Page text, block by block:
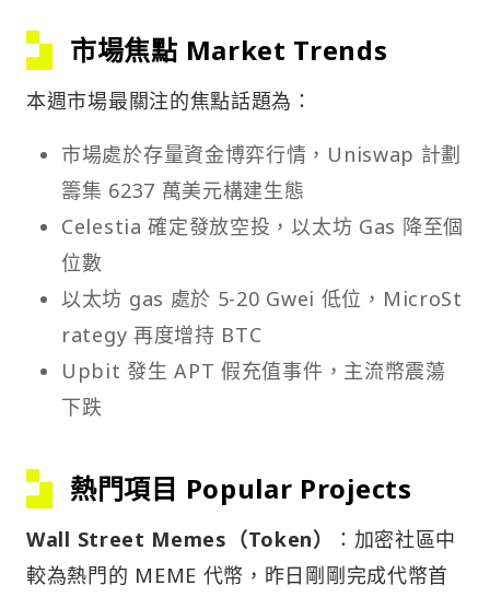
市場焦點 Market Trends
本週市場最關注的焦點話題為：
市場處於存量資金博弈行情，Uniswap 計劃
籌集 6237 萬美元構建生態
Celestia 確定發放空投，以太坊 Gas 降至個
位數
以太坊 gas 處於 5-20 Gwei 低位，MicroSt
rategy 再度增持 BTC
Upbit 發生 APT 假充值事件，主流幣震蕩
下跌
熱門項目 Popular Projects
Wall Street Memes（Token）
：加密社區中
較為熱門的 MEME 代幣，昨日剛剛完成代幣首